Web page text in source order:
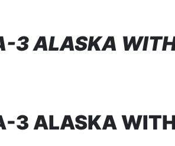
3 ALASKA
3 ALASKA